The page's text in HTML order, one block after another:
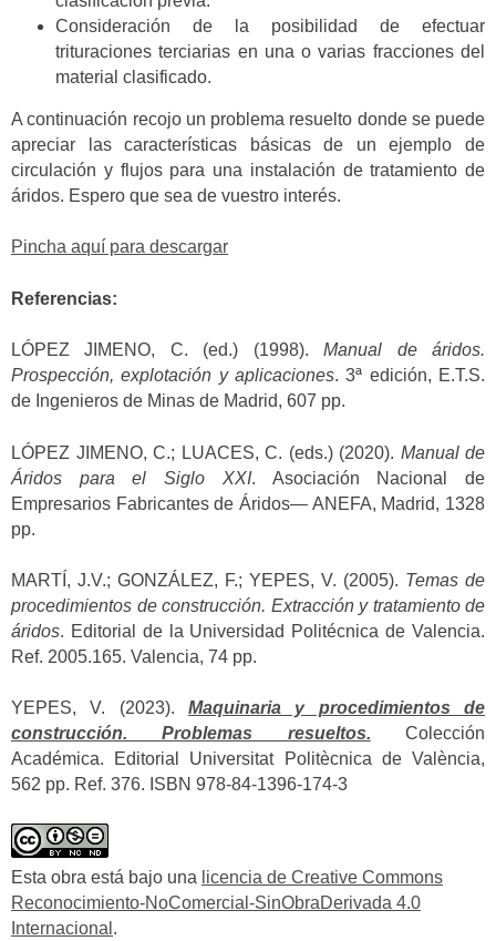
Consideración de la posibilidad de efectuar
trituraciones terciarias en una o varias fracciones del
material clasificado.
A continuación recojo un problema resuelto donde se puede
apreciar las características básicas de un ejemplo de
circulación y flujos para una instalación de tratamiento de
áridos. Espero que sea de vuestro interés.
Pincha aquí para descargar
Referencias:
LÓPEZ JIMENO, C. (ed.) (1998).Manual de áridos.
Prospección, explotación y aplicaciones. 3ª edición, E.T.S.
de Ingenieros de Minas de Madrid, 607 pp.
LÓPEZ JIMENO, C.; LUACES, C. (eds.) (2020). Manual de
Áridos para el Siglo XXI. Asociación Nacional de
Empresarios Fabricantes de Áridos— ANEFA, Madrid, 1328
pp.
MARTÍ, J.V.; GONZÁLEZ, F.; YEPES, V. (2005). Temas de
procedimientos de construcción. Extracción y tratamiento de
áridos. Editorial de la Universidad Politécnica de Valencia.
Ref. 2005.165. Valencia, 74 pp.
YEPES, V. (2023). Maquinaria y procedimientos de
construcción. Problemas resueltos. Colección
Académica. Editorial Universitat Politècnica de València,
562 pp. Ref. 376. ISBN 978-84-1396-174-3
Esta obra está bajo una licencia de Creative Commons
Reconocimiento-NoComercial-SinObraDerivada 4.0
Internacional .